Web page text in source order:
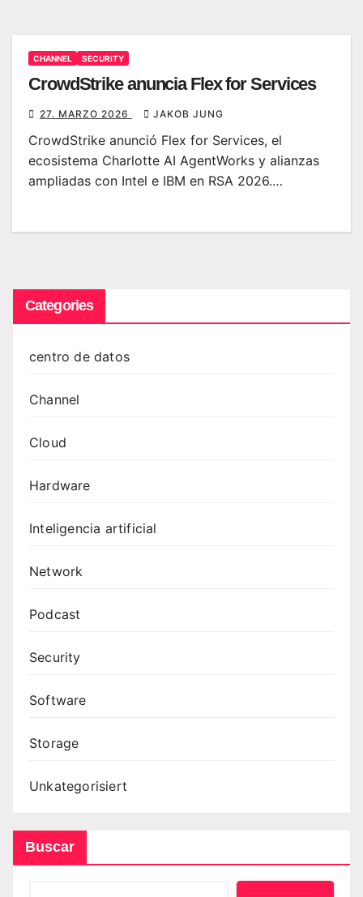
CHANNEL SECURITY
CrowdStrike anuncia Flex for Services
27. MARZO 2026 JAKOB JUNG
CrowdStrike anunció Flex for Services, el
ecosistema Charlotte AI AgentWorks y alianzas
ampliadas con Intel e IBM en RSA 2026.…
Categories
centro de datos
Channel
Cloud
Hardware
Inteligencia artificial
Network
Podcast
Security
Software
Storage
Unkategorisiert
Buscar